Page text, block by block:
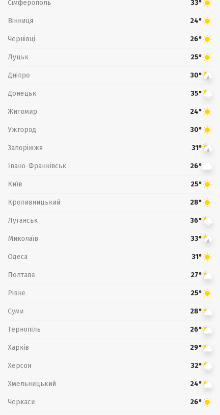
Сімферополь 33°
Вінниця 24°
Чернівці 26°
Луцьк 25°
Дніпро 30°
Донецьк 35°
Житомир 24°
Ужгород 30°
Запоріжжя 31°
Івано-Франківськ 26°
Київ 25°
Кропивницький 28°
Луганськ 36°
Миколаїв 33°
Одеса 31°
Полтава 27°
Рівне 25°
Суми 28°
Тернопіль 26°
Харків 29°
Херсон 32°
Хмельницький 24°
Черкаси 26°